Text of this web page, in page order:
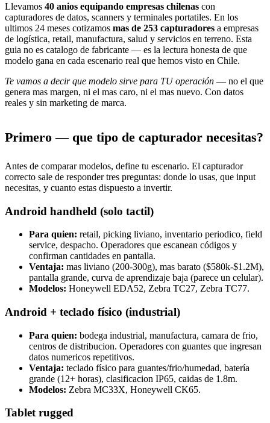
Llevamos 40 anios equipando empresas chilenas con
capturadores de datos, scanners y terminales portatiles. En los
ultimos 24 meses cotizamos mas de 253 capturadores a empresas
de logística, retail, manufactura, salud y servicios en terreno. Esta
guia no es catalogo de fabricante — es la lectura honesta de que
modelo gana en cada escenario real que hemos visto en Chile.
Te vamos a decir que modelo sirve para TU operación — no el que
genera mas margen, ni el mas caro, ni el mas nuevo. Con datos
reales y sin marketing de marca.
Primero — que tipo de capturador necesitas?
Antes de comparar modelos, define tu escenario. El capturador
correcto sale de responder tres preguntas: donde lo usas, que input
necesitas, y cuanto estas dispuesto a invertir.
Android handheld (solo tactil)
Para quien: retail, picking liviano, inventario periodico, field
service, despacho. Operadores que escanean códigos y
confirman cantidades en pantalla.
Ventaja: mas liviano (200-300g), mas barato ($580k-$1.2M),
pantalla grande, curva de aprendizaje baja (parece un celular).
Modelos: Honeywell EDA52, Zebra TC27, Zebra TC77.
Android + teclado físico (industrial)
Para quien: bodega industrial, manufactura, camara de frio,
centros de distribucion. Operadores con guantes que ingresan
datos numericos repetitivos.
Ventaja: teclado físico para guantes/frio/humedad, batería
grande (12+ horas), clasificacion IP65, caidas de 1.8m.
Modelos: Zebra MC33X, Honeywell CK65.
Tablet rugged